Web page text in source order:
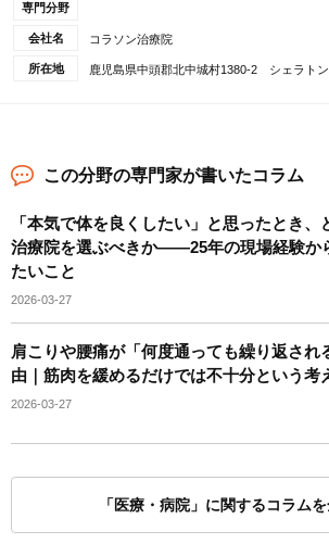
専門分野
会社名 コラソン治療院
所在地 鹿児島県中頭郡北中城村1380-2 シェラト
この分野の専門家が書いたコラム
「本気で体を良くしたい」と思ったとき、
治療院を選ぶべきか——25年の現場経験か
たいこと
2026-03-27
肩こりや腰痛が「何度通っても繰り返され
由｜筋肉を緩めるだけでは不十分という考
2026-03-27
「医療・病院」に関するコラム